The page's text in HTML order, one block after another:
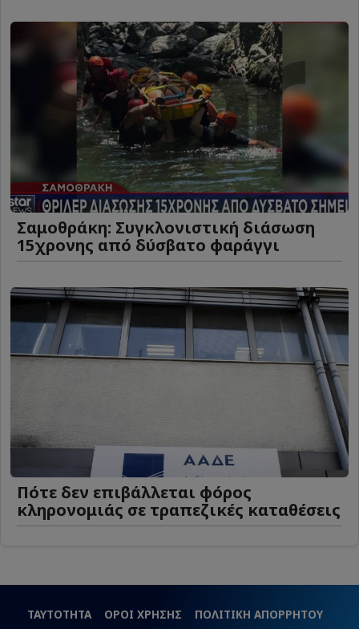
Σαμοθράκη: Συγκλονιστική διάσωση
15χρονης από δύσβατο φαράγγι
Πότε δεν επιβάλλεται φόρος
κληρονομιάς σε τραπεζικές καταθέσεις
ΤΑΥΤΟΤΗΤΑ ΟΡΟΙ ΧΡΗΣΗΣ ΠΟΛΙΤΙΚΗ ΑΠΟΡΡΗΤΟΥ